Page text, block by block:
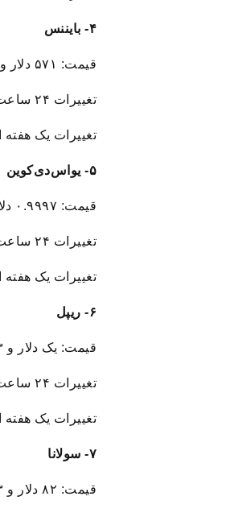
۴- بایننس‌
قیمت: ۵۷۱ دلار و ۶۷ سنت
تغییرات ۲۴ ساعت گذشته: ۲.۰۳ درصد افزایش
تغییرات یک هفته اخیر: ۰.۹۸
۵- یواس‌دی‌کوین
قیمت: ۰.۹۹۹۷ دلار
تغییرات ۲۴ ساعت گذشته: صفر درصد افزایش
تغییرات یک هفته اخیر: ۰.۰۱
۶- ریپل
قیمت: یک دلار و ۱۳ سنت
تغییرات ۲۴ ساعت گذشته: ۴.۳۶ درصد افزایش
تغییرات یک هفته اخیر: ۷.۴۸
۷- سولانا
قیمت: ۸۲ دلار و ۶۳ سنت